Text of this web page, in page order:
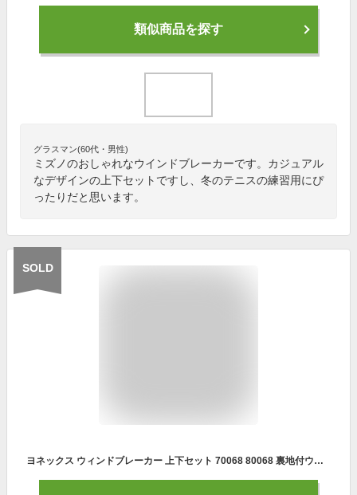
類似商品を探す
グラスマン(60代・男性)
ミズノのおしゃれなウインドブレーカーです。カジュアル
なデザインの上下セットですし、冬のテニスの練習用にぴ
ったりだと思います。
SOLD
ヨネックス ウィンドブレーカー 上下セット 70068 80068 裏地付ウィンドウォーマーシャツ・パンツ メンズ ユニセックス 2019AW 2019秋冬 防寒 あったか 寒さ対策